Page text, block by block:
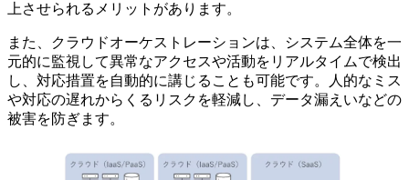
上させられるメリットがあります。
また、クラウドオーケストレーションは、システム全体を一
元的に監視して異常なアクセスや活動をリアルタイムで検出
し、対応措置を自動的に講じることも可能です。人的なミス
や対応の遅れからくるリスクを軽減し、データ漏えいなどの
被害を防ぎます。